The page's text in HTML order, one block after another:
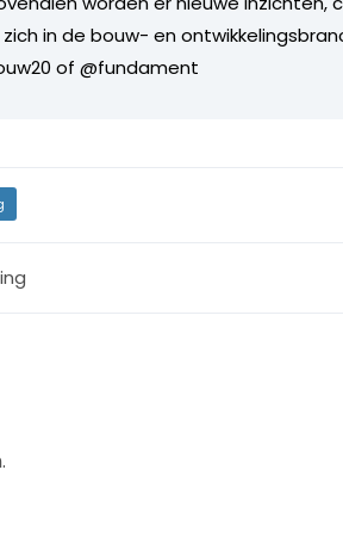
in de bouw- en
of @fundament